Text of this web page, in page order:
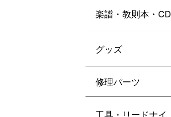
楽譜・教則本・CD
グッズ
修理パーツ
工具・リードナイ